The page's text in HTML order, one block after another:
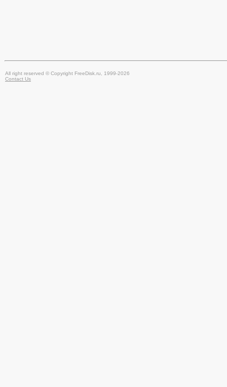
All right reserved © Copyright FreeDisk.ru, 1999-2026
Contact Us